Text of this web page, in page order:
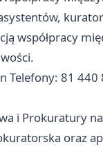
współpracy
Telefony: 81
i Prokuratury
oraz